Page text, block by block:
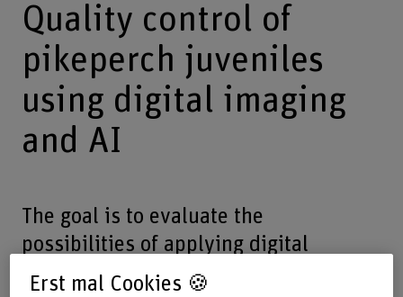
Quality control of
pikeperch juveniles
using digital imaging
and AI
The goal is to evaluate the
possibilities of applying digital
technology and artificial intelligence
Erst mal Cookies 🍪